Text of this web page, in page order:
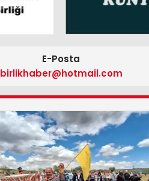
E-Posta
birlikhaber@hotmail.com